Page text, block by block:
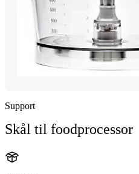
Support
Skål til foodprocessor